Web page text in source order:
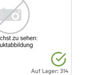
Auf Lager: 314